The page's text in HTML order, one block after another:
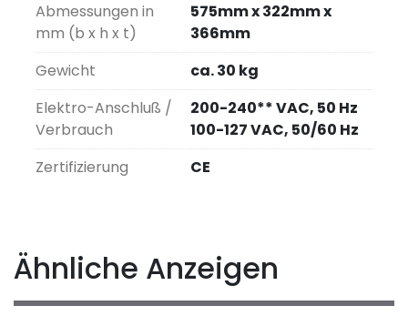
Abmessungen in
mm (b x h x t)
575mm x 322mm x
366mm
Gewicht
ca. 30 kg
Elektro-Anschluß /
Verbrauch
200-240** VAC, 50 Hz
100-127 VAC, 50/60 Hz
Zertifizierung
CE
Ähnliche Anzeigen